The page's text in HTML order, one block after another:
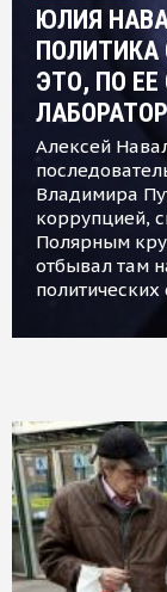
ЮЛИЯ
ПОЛИТИКА
ЭТО, ПО
Алексей
Владимира
коррупцией,
Полярным
отбывал там
политических